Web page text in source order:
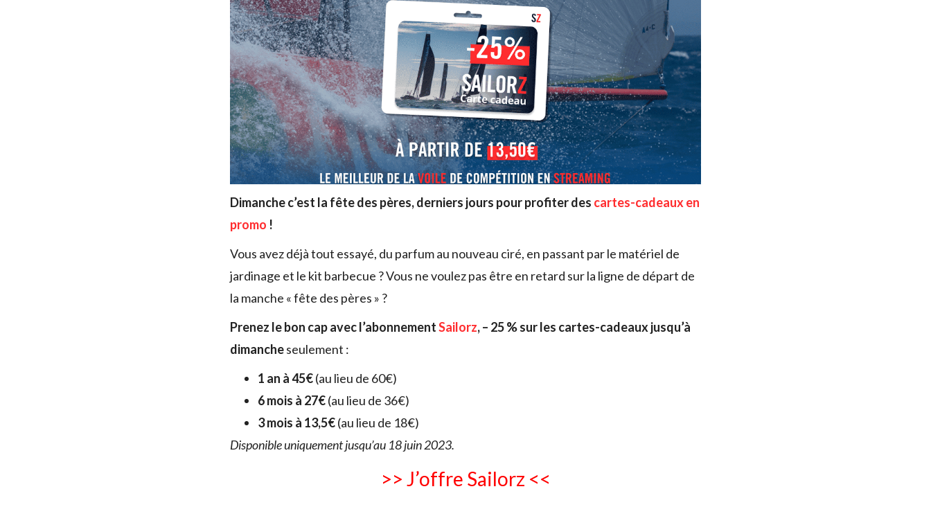
Dimanche c’est la fête des pères, derniers jours pour profiter des cartes-cadeaux en
promo !
Vous avez déjà tout essayé, du parfum au nouveau ciré, en passant par le matériel de
jardinage et le kit barbecue ? Vous ne voulez pas être en retard sur la ligne de départ de
la manche « fête des pères » ?
Prenez le bon cap avec l’abonnementSailorz, – 25 % sur les cartes-cadeaux jusqu’à
dimancheseulement :
1 an à 45€(au lieu de 60€)
6 mois à 27€(au lieu de 36€)
3 mois à 13,5€(au lieu de 18€)
Disponible uniquement jusqu’au 18 juin 2023.
>> J’offre Sailorz <<